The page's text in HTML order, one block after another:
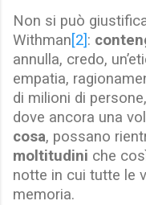
Non si può
Withman[2]:
annulla, credo,
empatia,
di milioni di
dove ancora una
cosa, possano
moltitudini che
notte in cui tutte le
memoria.